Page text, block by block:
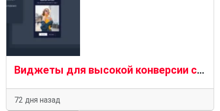
Виджеты для высокой конверсии сайта без разработчика
72 дня назад